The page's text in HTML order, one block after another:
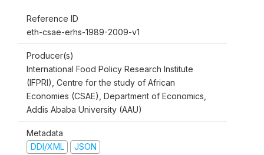
Reference ID
eth-csae-erhs-1989-2009-v1
Producer(s)
International Food Policy Research Institute
(IFPRI), Centre for the study of African
Economies (CSAE), Department of Economics,
Addis Ababa University (AAU)
Metadata
DDI/XML
JSON